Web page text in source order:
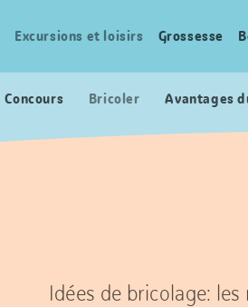
Excursions et loisirs Grossesse
Concours Bricoler Avantages
Idées de bricolage: